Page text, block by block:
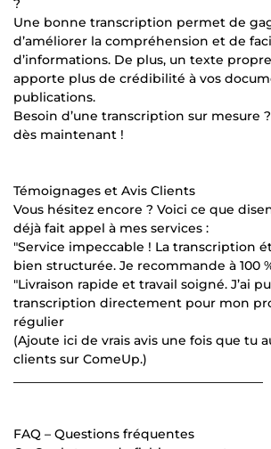
?
Une bonne transcription permet de
d’améliorer la compréhension et de
d’informations. De plus, un texte
apporte plus de crédibilité à vos
publications.
Besoin d’une transcription sur mesure
dès maintenant !
Témoignages et Avis Clients
Vous hésitez encore ? Voici ce que
déjà fait appel à mes services :
"Service impeccable ! La transcription
bien structurée. Je recommande à 100
"Livraison rapide et travail soigné. J’ai
transcription directement pour mon
régulier
(Ajoute ici de vrais avis une fois que tu
clients sur ComeUp.)
FAQ – Questions fréquentes